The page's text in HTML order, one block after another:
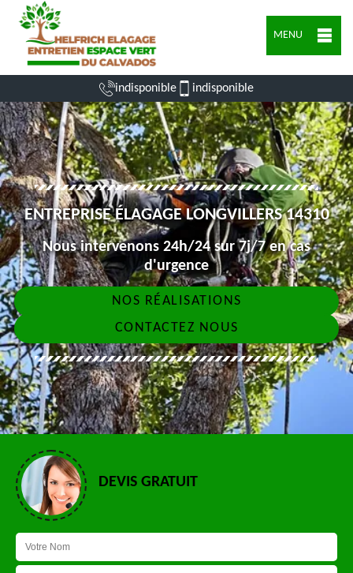
MENU
indisponible indisponible
ENTREPRISE ÉLAGAGE LONGVILLERS 14310
Nous intervenons 24h/24 sur 7j/7 en cas
d'urgence
NOS RÉALISATIONS
CONTACTEZ NOUS
DEVIS GRATUIT